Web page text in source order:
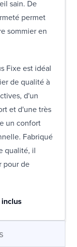
sain. De
permet
sommier en
Fixe est idéal
de qualité à
d'un
et d'une très
un confort
Fabriqué
qualité, il
pour de